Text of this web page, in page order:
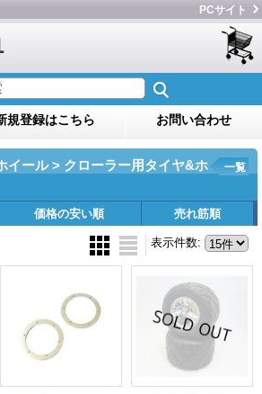
PCサイト
規登録はこちら お問い合わせ
イール > クローラー用タイヤ&ホ
一覧
価格の安い順 売れ筋順
表示件数: